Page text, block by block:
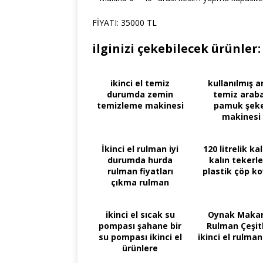
FİYATI: 35000 TL
ilginizi çekebilecek ürünler:
ikinci el temiz
durumda zemin
temizleme makinesi
kullanılmış
temiz
pamuk
makinesi
İkinci el rulman iyi
durumda hurda
rulman fiyatları
çıkma rulman
120 litrelik
kalın
plastik çöp
ikinci el sıcak su
pompası şahane bir
su pompası ikinci el
ürünlere
Oynak
Rulman
ikinci el